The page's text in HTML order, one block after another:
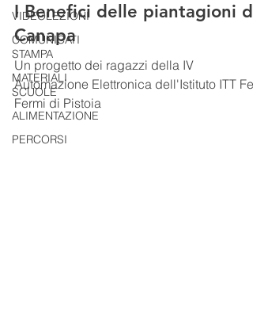
VIDEOLEZIONI
COMUNICATI
STAMPA
MATERIALI
SCUOLE
ALIMENTAZIONE
PERCORSI
I Benefici delle piantagioni di
Canapa
Un progetto dei ragazzi della IV
Automazione Elettronica dell'Istituto ITT
Fermi di Pistoia